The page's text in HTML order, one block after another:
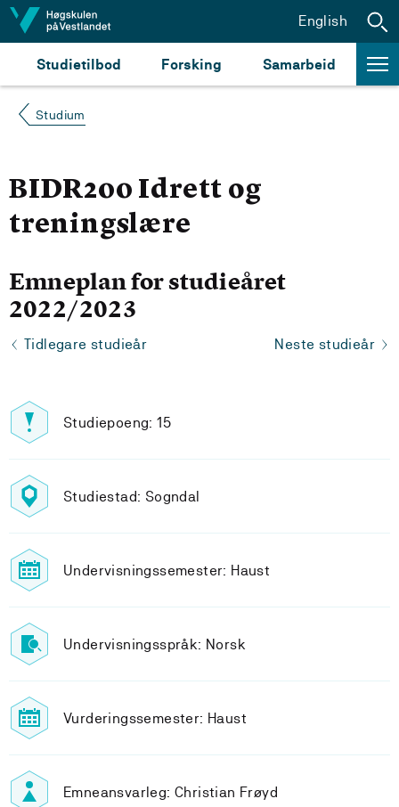
Hopp til innhald
Studietilbod Forsking Samarbeid
English
Studium
BIDR200 Idrett og
treningslære
Emneplan for studieåret
2022/2023
Tidlegare studieår Neste studieår
Studiepoeng: 15
Studiestad: Sogndal
Undervisningssemester: Haust
Undervisningsspråk: Norsk
Vurderingssemester: Haust
Emneansvarleg: Christian Frøyd